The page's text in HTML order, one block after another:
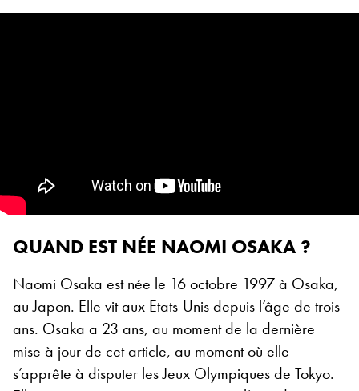
QUAND EST NÉE NAOMI OSAKA ?
Naomi Osaka est née le 16 octobre 1997 à Osaka,
au Japon. Elle vit aux Etats-Unis depuis l’âge de trois
ans. Osaka a 23 ans, au moment de la dernière
mise à jour de cet article, au moment où elle
s’apprête à disputer les Jeux Olympiques de Tokyo.